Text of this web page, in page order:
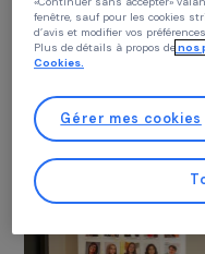
Politique des
Chez RAJA nous utilisons
expérience sur notre site et
performantes, des publicités
données de trafic pour
Vous pouvez consentir et
«Continuer sans accepter»
fenêtre, sauf pour les
d’avis et modifier vos
Cookies.